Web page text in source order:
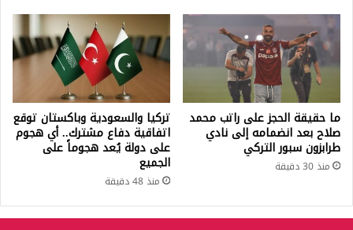
ما حقيقة الحجز على راتب محمد
صلاح بعد انضمامه إلى نادي
طرابزون سبور التركي
منذ 30 دقيقة
تركيا والسعودية وباكستان توقع
اتفاقية دفاع مشترك.. أي هجوم
على دولة يُعد هجوماً على
الجميع
منذ 48 دقيقة